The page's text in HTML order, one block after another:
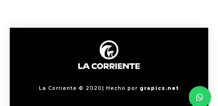
La Corriente © 2020| Hecho por grapics.net